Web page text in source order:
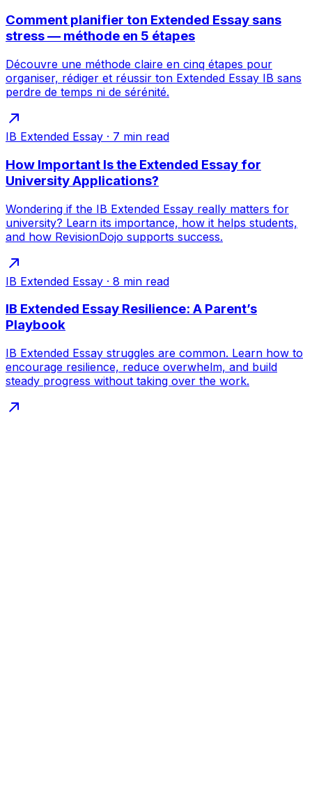
Comment planifier ton Extended Essay sans
stress — méthode en 5 étapes
Découvre une méthode claire en cinq étapes pour
organiser, rédiger et réussir ton Extended Essay IB sans
perdre de temps ni de sérénité.
IB Extended Essay · 7 min read
How Important Is the Extended Essay for
University Applications?
Wondering if the IB Extended Essay really matters for
university? Learn its importance, how it helps students,
and how RevisionDojo supports success.
IB Extended Essay · 8 min read
IB Extended Essay Resilience: A Parent’s
Playbook
IB Extended Essay struggles are common. Learn how to
encourage resilience, reduce overwhelm, and build
steady progress without taking over the work.